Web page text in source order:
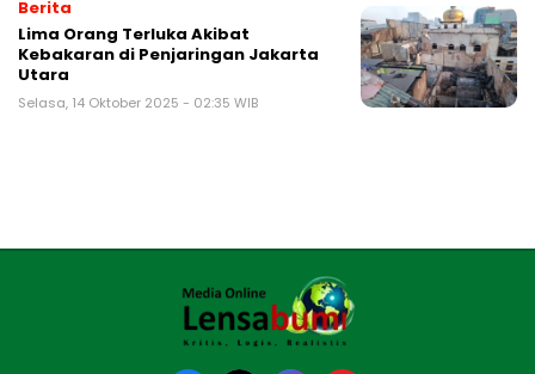
Berita
Lima Orang Terluka Akibat
Kebakaran di Penjaringan Jakarta
Utara
Selasa, 14 Oktober 2025 - 02:35 WIB